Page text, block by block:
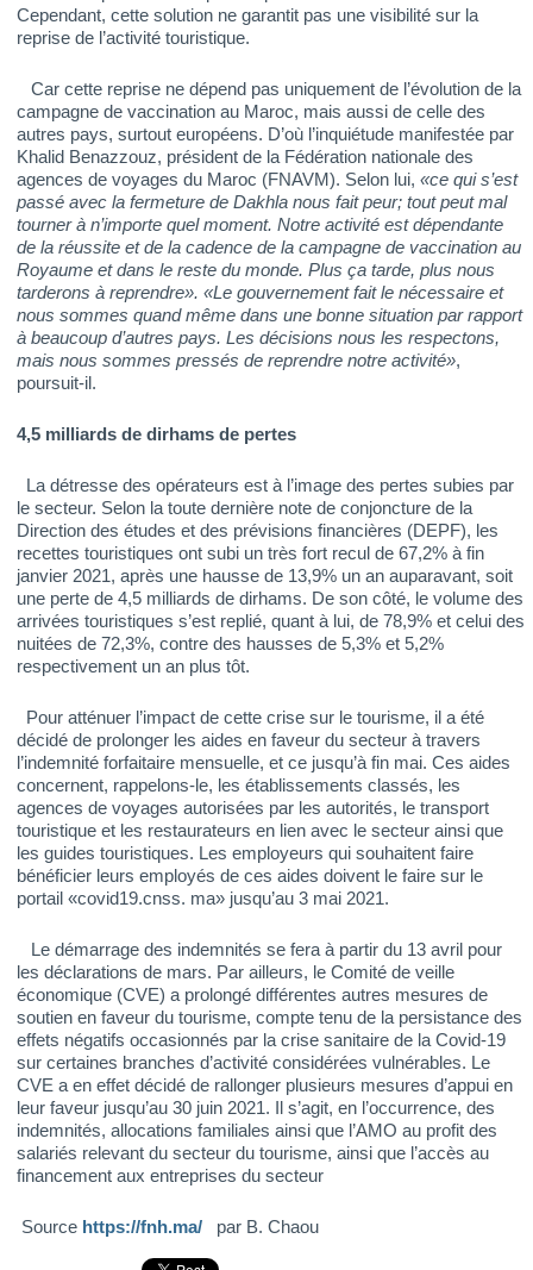
Cependant, cette solution ne garantit pas une visibilité sur la
reprise de l’activité touristique.
Car cette reprise ne dépend pas uniquement de l’évolution de la
campagne de vaccination au Maroc, mais aussi de celle des
autres pays, surtout européens. D’où l’inquiétude manifestée par
Khalid Benazzouz, président de la Fédération nationale des
agences de voyages du Maroc (FNAVM). Selon lui, «ce qui s’est
passé avec la fermeture de Dakhla nous fait peur; tout peut mal
tourner à n’importe quel moment. Notre activité est dépendante
de la réussite et de la cadence de la campagne de vaccination au
Royaume et dans le reste du monde. Plus ça tarde, plus nous
tarderons à reprendre». «Le gouvernement fait le nécessaire et
nous sommes quand même dans une bonne situation par rapport
à beaucoup d’autres pays. Les décisions nous les respectons,
mais nous sommes pressés de reprendre notre activité»,
poursuit-il.
4,5 milliards de dirhams de pertes
La détresse des opérateurs est à l’image des pertes subies par
le secteur. Selon la toute dernière note de conjoncture de la
Direction des études et des prévisions financières (DEPF), les
recettes touristiques ont subi un très fort recul de 67,2% à fin
janvier 2021, après une hausse de 13,9% un an auparavant, soit
une perte de 4,5 milliards de dirhams. De son côté, le volume des
arrivées touristiques s’est replié, quant à lui, de 78,9% et celui des
nuitées de 72,3%, contre des hausses de 5,3% et 5,2%
respectivement un an plus tôt.
Pour atténuer l’impact de cette crise sur le tourisme, il a été
décidé de prolonger les aides en faveur du secteur à travers
l’indemnité forfaitaire mensuelle, et ce jusqu’à fin mai. Ces aides
concernent, rappelons-le, les établissements classés, les
agences de voyages autorisées par les autorités, le transport
touristique et les restaurateurs en lien avec le secteur ainsi que
les guides touristiques. Les employeurs qui souhaitent faire
bénéficier leurs employés de ces aides doivent le faire sur le
portail «covid19.cnss. ma» jusqu’au 3 mai 2021.
Le démarrage des indemnités se fera à partir du 13 avril pour
les déclarations de mars. Par ailleurs, le Comité de veille
économique (CVE) a prolongé différentes autres mesures de
soutien en faveur du tourisme, compte tenu de la persistance des
effets négatifs occasionnés par la crise sanitaire de la Covid-19
sur certaines branches d’activité considérées vulnérables. Le
CVE a en effet décidé de rallonger plusieurs mesures d’appui en
leur faveur jusqu’au 30 juin 2021. Il s’agit, en l’occurrence, des
indemnités, allocations familiales ainsi que l’AMO au profit des
salariés relevant du secteur du tourisme, ainsi que l’accès au
financement aux entreprises du secteur
Source https://fnh.ma/ par B. Chaou